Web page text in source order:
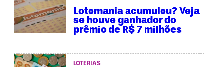
Lotomania acumulou? Veja
se houve ganhador do
prêmio de R$ 7 milhões
LOTERIAS